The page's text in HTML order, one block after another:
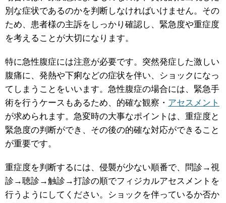
別な症状であるのかを判断しなければいけません。その
ため、患者様の主訴をしっかり確認し、緊急度や重症度
を考えることが大切になります。
特に急性腹症には注意が必要です。突然発症した激しい
腹痛に、発熱や下痢などの症状を伴い、ショックになっ
てしまうことをいいます。急性腹症の場合には、緊急手
術を行うケースもあるため、的確な観察・ アセスメント
が求められます。急変時の大事なポイントは、重症度と
緊急度の判断ができ、その後の的確な対応ができること
が重要です。
重症度を判断するには、侵襲が少ない順番で、問診→視
診→聴診→触診→打診の順でフィジカルアセスメントを
行うようにしてください。ショックを伴っているか否か